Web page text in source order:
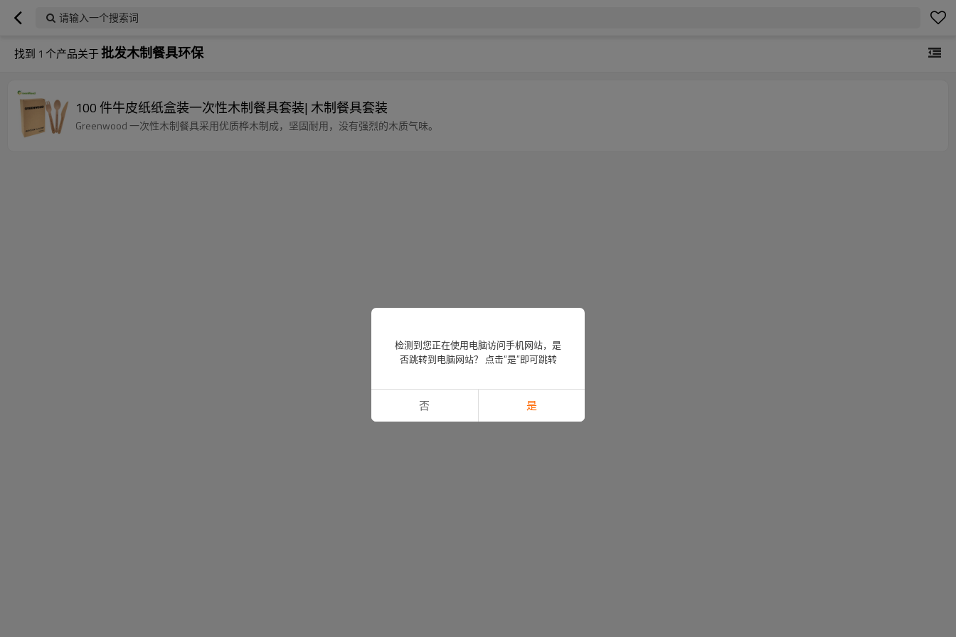
请输入一个搜索词
找到 1 个产品关于批发木制餐具环保
100 件牛皮纸纸盒装一次性木制餐具套装| 木制餐具套装
Greenwood 一次性木制餐具采用优质桦木制成，坚固耐用，没有强烈的木质气味。
检测到您正在使用电脑访问手机网站，是
否跳转到电脑网站？ 点击“是”即可跳转
否 是